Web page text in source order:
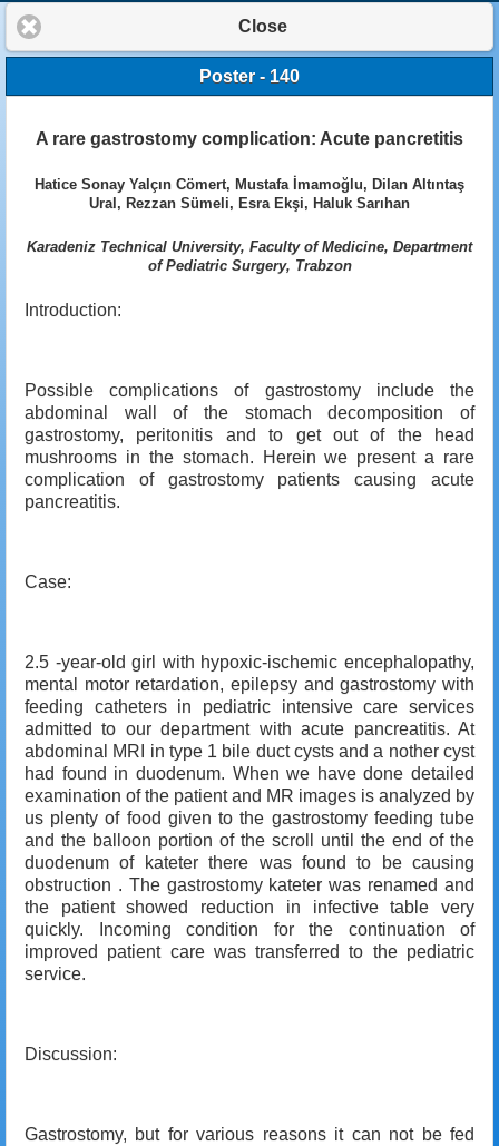
Close
Poster - 140
A rare gastrostomy complication: Acute pancretitis
Hatice Sonay Yalçın Cömert, Mustafa İmamoğlu, Dilan Altıntaş
Ural, Rezzan Sümeli, Esra Ekşi, Haluk Sarıhan
Karadeniz Technical University, Faculty of Medicine, Department
of Pediatric Surgery, Trabzon
Introduction:
Possible complications of gastrostomy include the
abdominal wall of the stomach decomposition of
gastrostomy, peritonitis and to get out of the head
mushrooms in the stomach. Herein we present a rare
complication of gastrostomy patients causing acute
pancreatitis.
Case:
2.5 -year-old girl with hypoxic-ischemic encephalopathy,
mental motor retardation, epilepsy and gastrostomy with
feeding catheters in pediatric intensive care services
admitted to our department with acute pancreatitis. At
abdominal MRI in type 1 bile duct cysts and a nother cyst
had found in duodenum. When we have done detailed
examination of the patient and MR images is analyzed by
us plenty of food given to the gastrostomy feeding tube
and the balloon portion of the scroll until the end of the
duodenum of kateter there was found to be causing
obstruction . The gastrostomy kateter was renamed and
the patient showed reduction in infective table very
quickly. Incoming condition for the continuation of
improved patient care was transferred to the pediatric
service.
Discussion:
Gastrostomy, but for various reasons it can not be fed